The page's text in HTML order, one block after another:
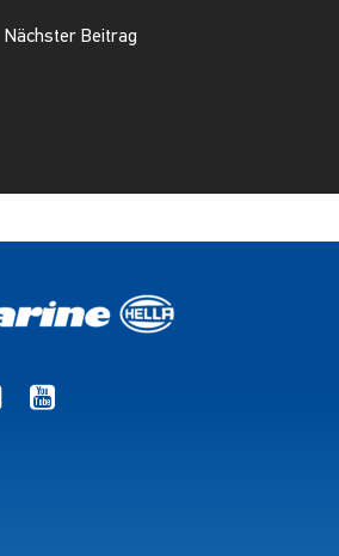
Nächster Beitrag